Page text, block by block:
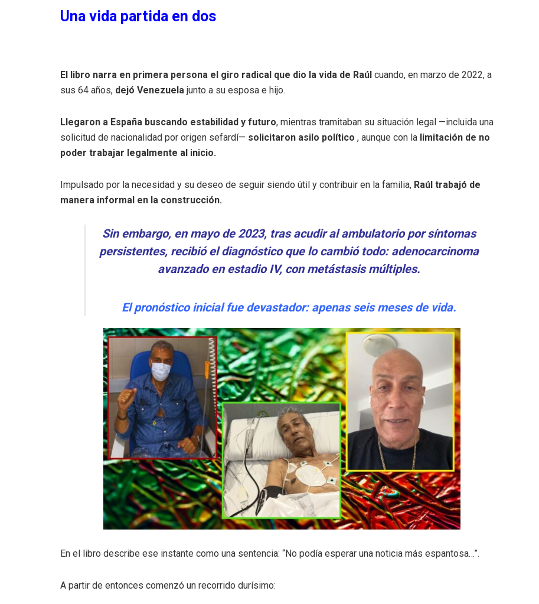
Una vida partida en dos
El libro narra en primera persona el giro radical que dio la vida de Raúl cuando, en marzo de 2022, a
sus 64 años, dejó Venezuela junto a su esposa e hijo.
Llegaron a España buscando estabilidad y futuro, mientras tramitaban su situación legal —incluida una
solicitud de nacionalidad por origen sefardí— solicitaron asilo político , aunque con la limitación de no
poder trabajar legalmente al inicio.
Impulsado por la necesidad y su deseo de seguir siendo útil y contribuir en la familia, Raúl trabajó de
manera informal en la construcción.
Sin embargo, en mayo de 2023, tras acudir al ambulatorio por síntomas
persistentes, recibió el diagnóstico que lo cambió todo: adenocarcinoma
avanzado en estadio IV, con metástasis múltiples.
El pronóstico inicial fue devastador: apenas seis meses de vida.
En el libro describe ese instante como una sentencia: “No podía esperar una noticia más espantosa…”.
A partir de entonces comenzó un recorrido durísimo: